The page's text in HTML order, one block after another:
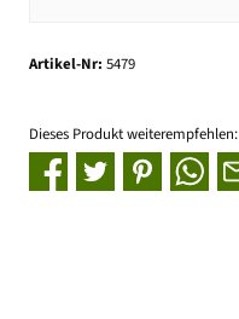
Artikel-Nr: 5479
Dieses Produkt weiterempfehlen: